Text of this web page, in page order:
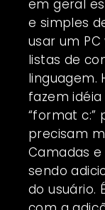
em geral
e simples
usar um
listas de
linguagem.
fazem
“format c:”
precisam
Camadas
sendo
do usuário.